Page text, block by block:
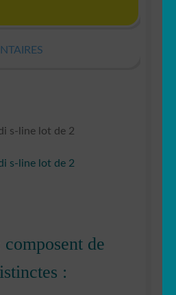
s-line lot de 2
s-line lot de 2
de
: